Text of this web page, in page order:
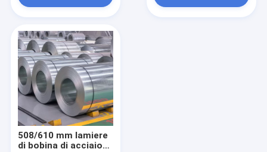
508/610 mm lamiere
di bobina di acciaio